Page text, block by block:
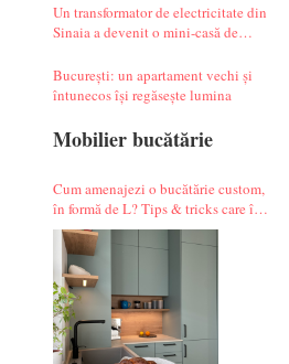
Un transformator de electricitate din
Sinaia a devenit o mini-casă de
București: un apartament vechi și
întunecos își regăsește lumina
Mobilier bucătărie
Cum amenajezi o bucătărie custom,
în formă de L? Tips & tricks care îți
fac alegerile mai simple.